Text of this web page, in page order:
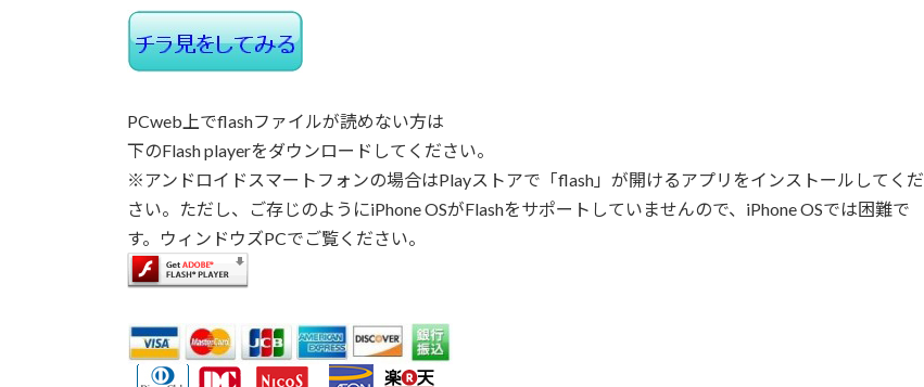
PCweb上でflashファイルが読めない方は
下のFlash playerをダウンロードしてください。
※アンドロイドスマートフォンの場合はPlayストアで「flash」が開けるアプリをインストールしてくだ
さい。ただし、ご存じのようにiPhone OSがFlashをサポートしていませんので、iPhone OSでは困難で
す。ウィンドウズPCでご覧ください。